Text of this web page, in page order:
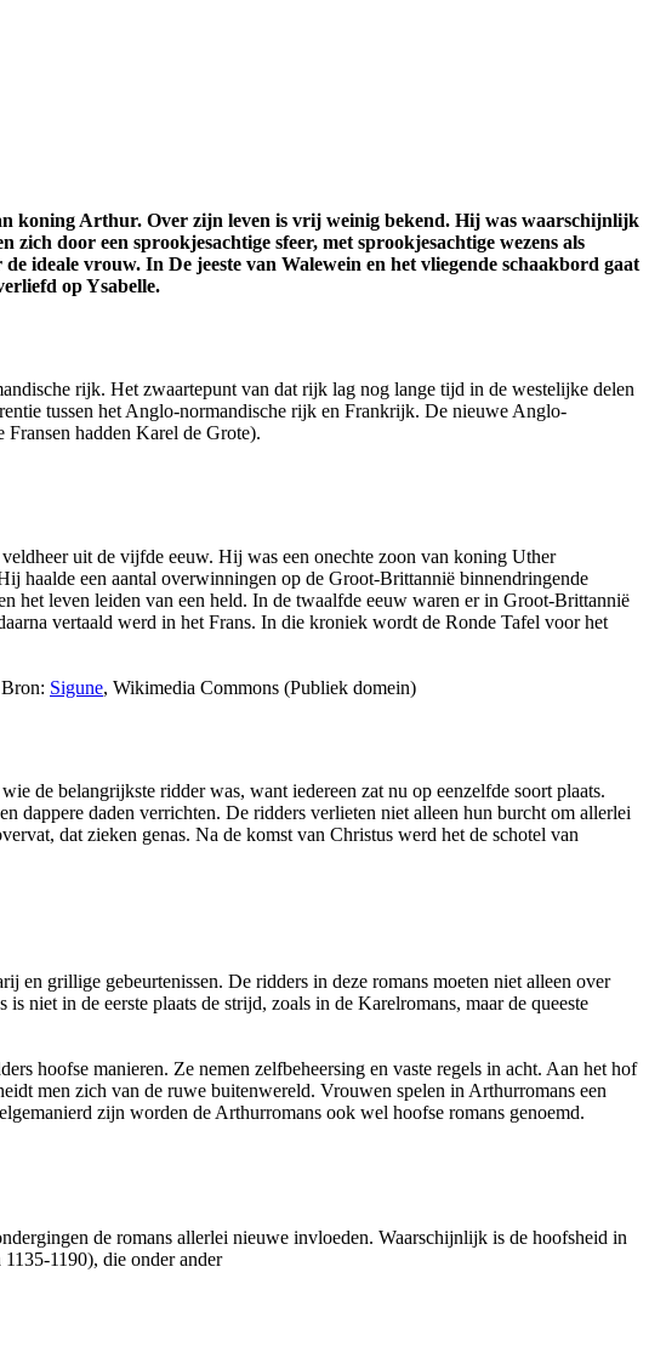
koning Arthur. Over zijn leven is vrij weinig bekend. Hij was waarschijnlijk
door een sprookjesachtige sfeer, met sprookjesachtige wezens als
ideale vrouw. In De jeeste van Walewein en het vliegende schaakbord gaat
op Ysabelle.
rijk. Het zwaartepunt van dat rijk lag nog lange tijd in de westelijke delen
tussen het Anglo-normandische rijk en Frankrijk. De nieuwe Anglo-
Fransen hadden Karel de Grote).
uit de vijfde eeuw. Hij was een onechte zoon van koning Uther
haalde een aantal overwinningen op de Groot-Brittannië binnendringende
het leven leiden van een held. In de twaalfde eeuw waren er in Groot-Brittannië
vertaald werd in het Frans. In die kroniek wordt de Ronde Tafel voor het
Bron: Sigune, Wikimedia Commons (Publiek domein)
de belangrijkste ridder was, want iedereen zat nu op eenzelfde soort plaats.
dappere daden verrichten. De ridders verlieten niet alleen hun burcht om allerlei
dat zieken genas. Na de komst van Christus werd het de schotel van
en grillige gebeurtenissen. De ridders in deze romans moeten niet alleen over
niet in de eerste plaats de strijd, zoals in de Karelromans, maar de queeste
hoofse manieren. Ze nemen zelfbeheersing en vaste regels in acht. Aan het hof
men zich van de ruwe buitenwereld. Vrouwen spelen in Arthurromans een
zijn worden de Arthurromans ook wel hoofse romans genoemd.
de romans allerlei nieuwe invloeden. Waarschijnlijk is de hoofsheid in
1190), die onder ander